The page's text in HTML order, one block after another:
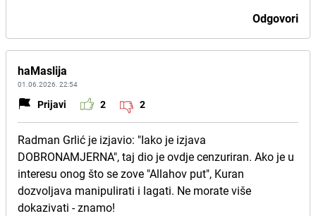
Odgovori
haMaslija
01.06.2026. 22:54
Prijavi 2 2
Radman Grlić je izjavio: "Iako je izjava
DOBRONAMJERNA", taj dio je ovdje cenzuriran. Ako je u
interesu onog što se zove "Allahov put", Kuran
dozvoljava manipulirati i lagati. Ne morate više
dokazivati - znamo!